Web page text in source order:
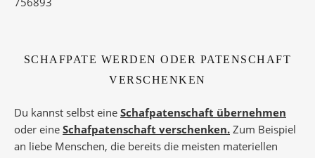
SCHAFPATE WERDEN ODER PATENSCHAFT
VERSCHENKEN
Du kannst selbst eine Schafpatenschaft übernehmen
oder eine Schafpatenschaft verschenken. Zum Beispiel
an liebe Menschen, die bereits die meisten materiellen